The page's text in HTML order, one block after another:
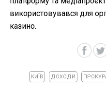
використовувався для
казино.
КИЇВ ДОХОДИ